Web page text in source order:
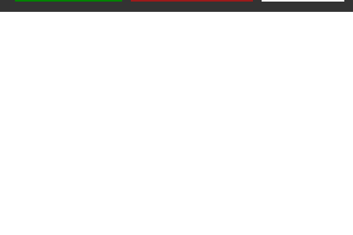
8h30 à 13h et de 14h à 17h